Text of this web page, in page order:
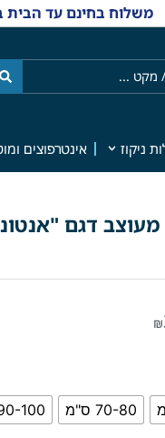
משלוח בחינם עד הבית ברכישה מ-₪499 | אפשרות למשלוחי אקספרס מהיום למחר
ניקוז אינטרפוצים
₪
70-80 ס"מ 90-100